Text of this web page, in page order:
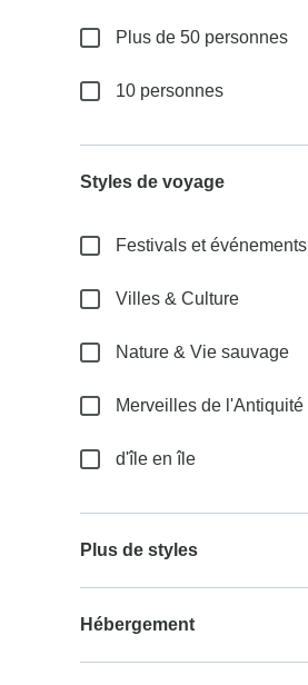
Plus de 50 personnes
10 personnes
Styles de voyage
Festivals et événements
Villes & Culture
Nature & Vie sauvage
Merveilles de l'Antiquité
d'île en île
Plus de styles
Hébergement